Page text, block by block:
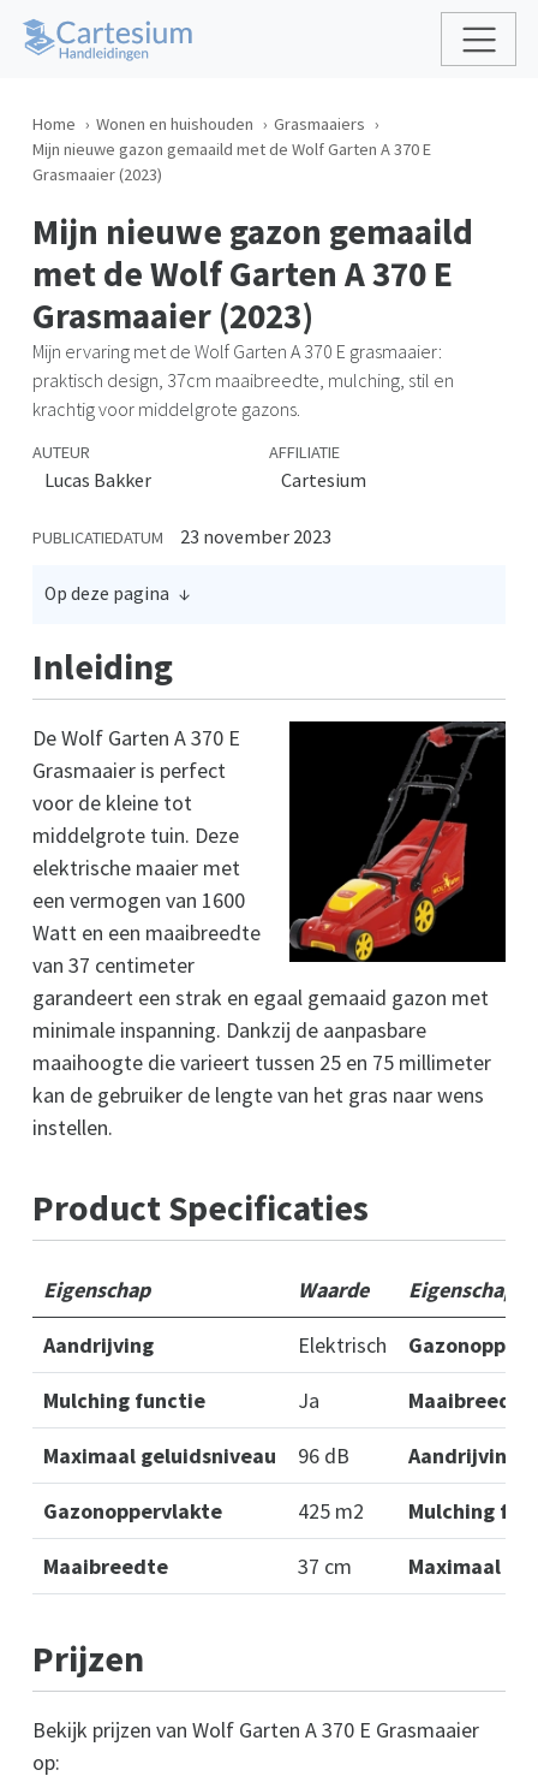
Home Wonen en huishouden
Grasmaaiers
Mijn nieuwe gazon gemaaild met de Wolf Garten A 370 E
Grasmaaier (2023)
Mijn nieuwe gazon gemaaild
met de Wolf Garten A 370 E
Grasmaaier (2023)
Mijn ervaring met de Wolf Garten A 370 E grasmaaier:
praktisch design, 37cm maaibreedte, mulching, stil en
krachtig voor middelgrote gazons.
AUTEUR AFFILIATIE
Lucas Bakker Cartesium
PUBLICATIEDATUM 23 november 2023
Op deze pagina
Inleiding
De Wolf Garten A 370 E
Grasmaaier is perfect
voor de kleine tot
middelgrote tuin. Deze
elektrische maaier met
een vermogen van 1600
Watt en een maaibreedte
van 37 centimeter
garandeert een strak en egaal gemaaid gazon met
minimale inspanning. Dankzij de aanpasbare
maaihoogte die varieert tussen 25 en 75 millimeter
kan de gebruiker de lengte van het gras naar wens
instellen.
Product Specificaties
Eigenschap Waarde
Eigenschap
Aandrijving
Elektrisch
Mulching functie
Ja
Maaibreedte
Maximaal geluidsniveau
96 dB
Aandrijving
Gazonoppervlakte
425 m2
Mulching
Maaibreedte
37 cm Maximaal
Prijzen
Bekijk prijzen van Wolf Garten A 370 E Grasmaaier
op: